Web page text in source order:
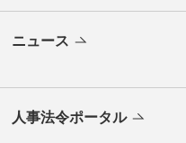
ニュース
人事法令ポータル